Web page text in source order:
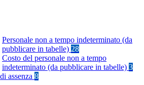
Personale non a tempo indeterminato (da
pubblicare in tabelle) 28
Costo del personale non a tempo
indeterminato (da pubblicare in tabelle) 3
assenza 8